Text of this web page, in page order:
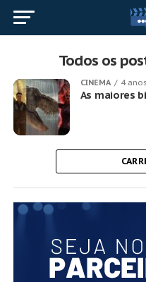
Todos os
CINEMA 4
As maiores